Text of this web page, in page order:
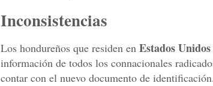
Inconsistencias
Los hondureños que residen en Estados Unidos
información de todos los connacionales
contar con el nuevo documento de identificación.